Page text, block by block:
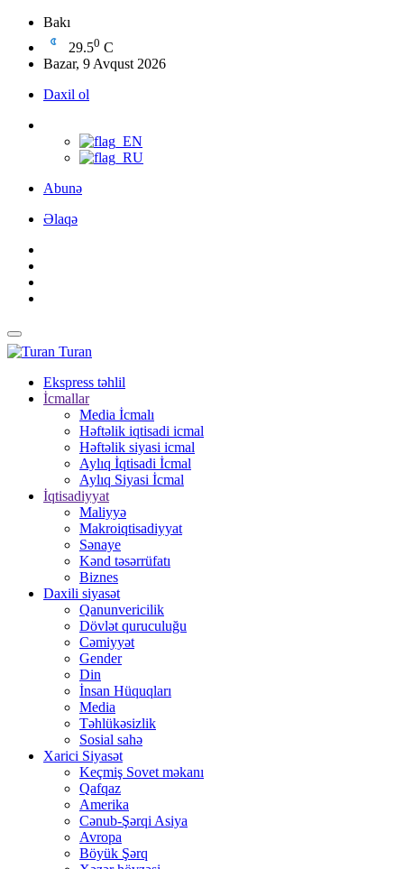
Bakı
29.50 C
Bazar, 9 Avqust 2026
Daxil ol
Abunə
Əlaqə
Turan
Ekspress təhlil
İcmallar
Media İcmalı
Həftəlik iqtisadi icmal
Həftəlik siyasi icmal
Aylıq İqtisadi İcmal
Aylıq Siyasi İcmal
İqtisadiyyat
Maliyyə
Makroiqtisadiyyat
Sənaye
Kənd təsərrüfatı
Biznes
Daxili siyasət
Qanunvericilik
Dövlət quruculuğu
Cəmiyyət
Gender
Din
İnsan Hüquqları
Media
Təhlükəsizlik
Sosial sahə
Xarici Siyasət
Keçmiş Sovet məkanı
Qafqaz
Amerika
Cənub-Şərqi Asiya
Avropa
Böyük Şərq